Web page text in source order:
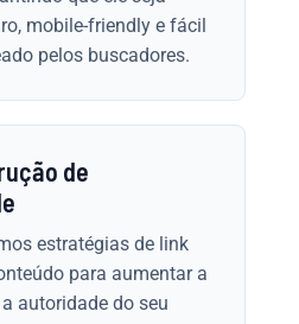
mobile-friendly e fácil
pelos buscadores.
de
estratégias de link
para aumentar a
autoridade do seu